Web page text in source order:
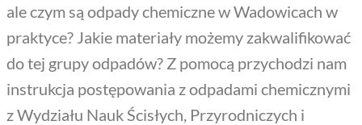
ale czym są odpady chemiczne w Wadowicach w
praktyce? Jakie materiały możemy zakwalifikować
do tej grupy odpadów? Z pomocą przychodzi nam
instrukcja postępowania z odpadami chemicznymi
z Wydziału Nauk Ścisłych, Przyrodniczych i